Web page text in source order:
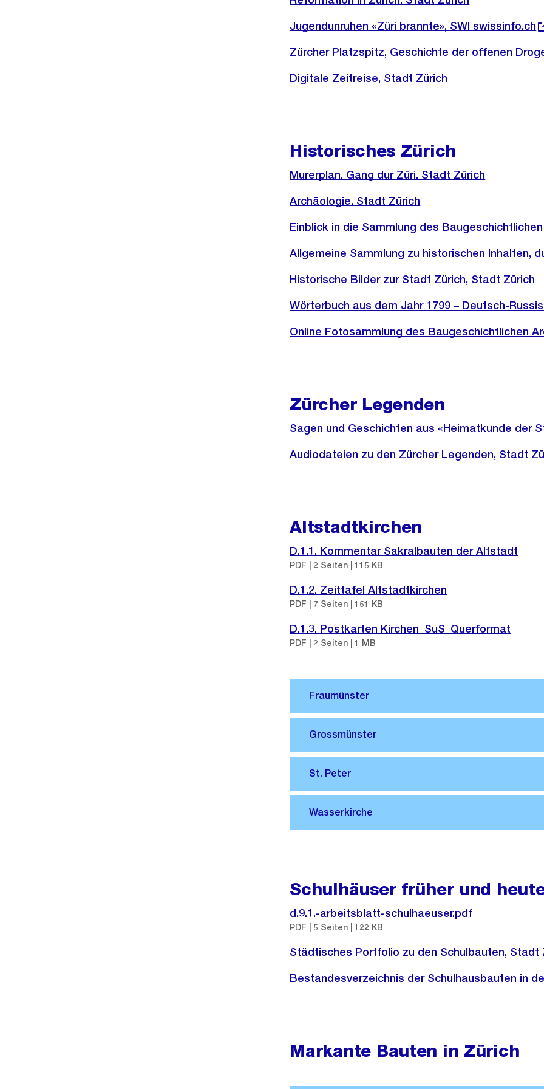
Externer
Link:
Jugendunruhen «Züri brannte», SWI swissinfo.ch
Externer
Link:
Zürcher Platzspitz, Geschichte der offenen
Digitale Zeitreise, Stadt Zürich
Historisches Zürich
Murerplan, Gang dur Züri, Stadt Zürich
Archäologie, Stadt Zürich
Einblick in die Sammlung des
Externer
Link:
Allgemeine Sammlung zu historischen Inhalten,
Historische Bilder zur Stadt Zürich, Stadt Zürich
Wörterbuch aus dem Jahr 1799 – Deutsch-
Online Fotosammlung des Baugeschichtlichen
Zürcher Legenden
Sagen und Geschichten aus «Heimatkunde der
Audiodateien zu den Zürcher Legenden, Stadt
Altstadtkirchen
D.1.1. Kommentar Sakralbauten der Altstadt
PDF | 2 Seiten | 115 KB
D.1.2. Zeittafel Altstadtkirchen
PDF | 7 Seiten | 151 KB
D.1.3. Postkarten Kirchen_SuS_Querformat
PDF | 2 Seiten | 1 MB
Schulhäuser früher und
d.9.1.-arbeitsblatt-schulhaeuser.pdf
PDF | 5 Seiten | 122 KB
Städtisches Portfolio zu den Schulbauten, Stadt
Bestandesverzeichnis der Schulhausbauten in
Markante Bauten in Zürich